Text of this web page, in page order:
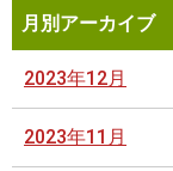
月別アーカイブ
2023年12月
2023年11月